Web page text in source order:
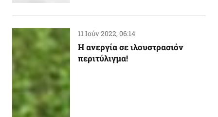
11 Ιούν 2022, 06:14
Η ανεργία σε ιλουστρασιόν
περιτύλιγμα!